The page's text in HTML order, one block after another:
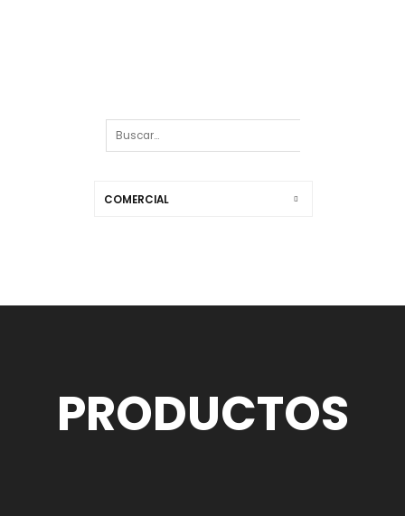
COMERCIAL
PRODUCTOS